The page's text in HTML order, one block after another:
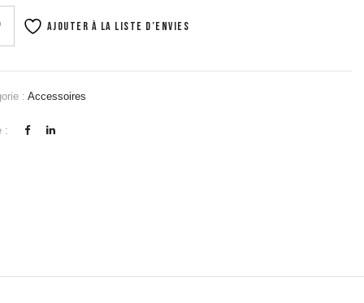
Ajouter à la liste d’envies
: Accessoires
: